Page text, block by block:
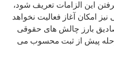
این الزامات تعریف شود،
امکان آغاز فعالیت نخواهد
بارز چالش های حقوقی
پیش از ثبت محسوب می